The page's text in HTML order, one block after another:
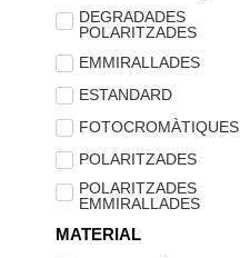
DEGRADADES
POLARITZADES
EMMIRALLADES
ESTANDARD
FOTOCROMÀTIQUES
POLARITZADES
POLARITZADES
EMMIRALLADES
MATERIAL